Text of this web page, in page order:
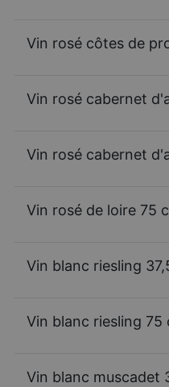
Vin rosé côtes de
Vin rosé cabernet
Vin rosé cabernet
Vin rosé de loire 75
Vin blanc riesling
Vin blanc riesling 75
Vin blanc muscadet